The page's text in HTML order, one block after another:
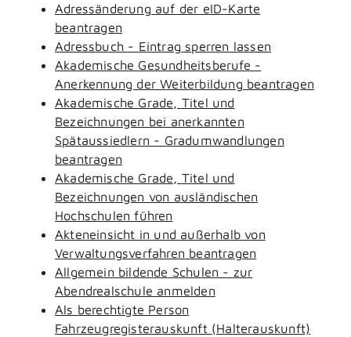
Adressänderung auf der eID-Karte
beantragen
Adressbuch - Eintrag sperren lassen
Akademische Gesundheitsberufe -
Anerkennung der Weiterbildung beantragen
Akademische Grade, Titel und
Bezeichnungen bei anerkannten
Spätaussiedlern - Gradumwandlungen
beantragen
Akademische Grade, Titel und
Bezeichnungen von ausländischen
Hochschulen führen
Akteneinsicht in und außerhalb von
Verwaltungsverfahren beantragen
Allgemein bildende Schulen - zur
Abendrealschule anmelden
Als berechtigte Person
Fahrzeugregisterauskunft (Halterauskunft)